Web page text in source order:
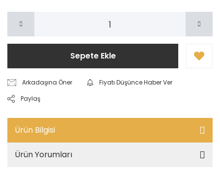
Sepete Ekle
Arkadaşına Öner
Fiyatı Düşünce Haber Ver
Paylaş
Ürün Bilgisi
Ürün Yorumları